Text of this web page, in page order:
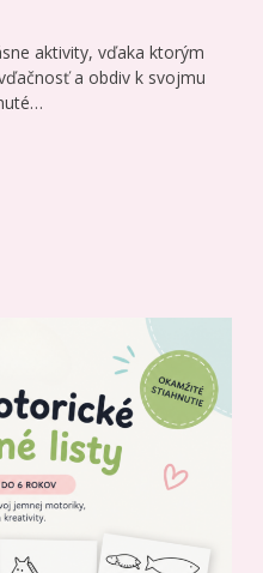
aktivity, vďaka ktorým
a obdiv k svojmu